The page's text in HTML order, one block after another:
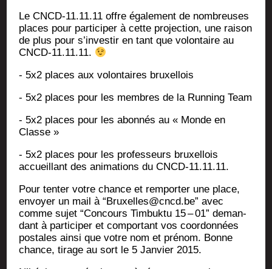
Le CNCD-11.11.11 offre éga­le­ment de nom­breuses
places pour par­ti­ci­per à cette pro­jec­tion, une rai­son
de plus pour s’in­ves­tir en tant que volon­taire au
CNCD-11.11.11.
- 5x2 places aux volon­taires bruxellois
- 5x2 places pour les membres de la Run­ning Team
- 5x2 places pour les abon­nés au « Monde en
Classe »
- 5x2 places pour les pro­fes­seurs bruxel­lois
accueillant des ani­ma­tions du CNCD-11.11.11.
Pour ten­ter votre chance et rem­por­ter une place,
envoyer un mail à “Bruxelles@cncd.be” avec
comme sujet “Concours Tim­buk­tu 15 – 01” deman­
dant à par­ti­ci­per et com­por­tant vos coor­don­nées
pos­tales ain­si que votre nom et pré­nom. Bonne
chance, tirage au sort le 5 Jan­vier 2015.